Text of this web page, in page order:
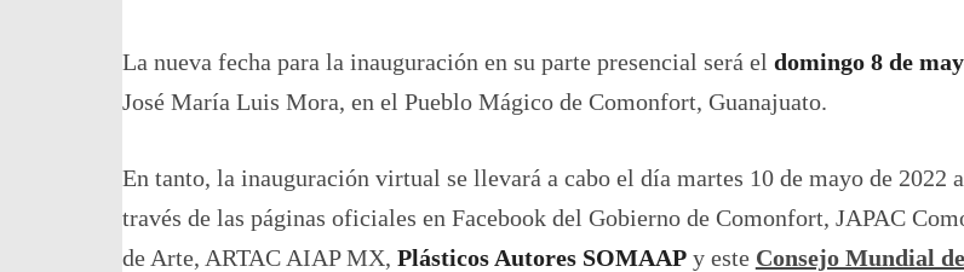
La nueva fecha para la inauguración en su parte presencial será el domingo 8 de
José María Luis Mora, en el Pueblo Mágico de Comonfort, Guanajuato.
En tanto, la inauguración virtual se llevará a cabo el día martes 10 de mayo de 2022
través de las páginas oficiales en Facebook del Gobierno de Comonfort, JAPAC
de Arte, ARTAC AIAP MX, Plásticos Autores SOMAAPy este Consejo Mundial